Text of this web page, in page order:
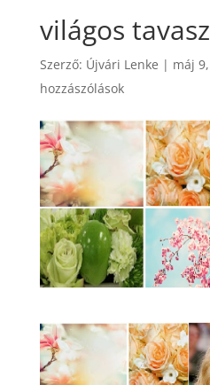
világos tavasz
Szerző: Újvári Lenke | máj
hozzászólások